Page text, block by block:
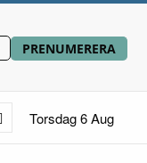
PRENUMERERA
Torsdag 6 Aug